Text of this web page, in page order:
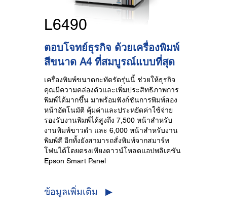
L6490
ตอบโจทย์ธุรกิจ ด้วยเครื่องพิมพ์
สีขนาด A4 ที่สมบูรณ์แบบที่สุด
เครื่องพิมพ์ขนาดกะทัดรัดรุ่นนี้ ช่วยให้ธุรกิจ
คุณมีความคล่องตัวและเพิ่มประสิทธิภาพการ
พิมพ์ได้มากขึ้น มาพร้อมฟังก์ชันการพิมพ์สอง
หน้าอัตโนมัติ คุ้มค่าและประหยัดค่าใช้จ่าย
รองรับงานพิมพ์ได้สูงถึง 7,500 หน้าสำหรับ
งานพิมพ์ขาวดำ และ 6,000 หน้าสำหรับงาน
พิมพ์สี อีกทั้งยังสามารถสั่งพิมพ์จากสมาร์ท
โฟนได้โดยตรงเพียงดาวน์โหลดแอปพลิเคชัน
Epson Smart Panel
ข้อมูลเพิ่มเติม ▶